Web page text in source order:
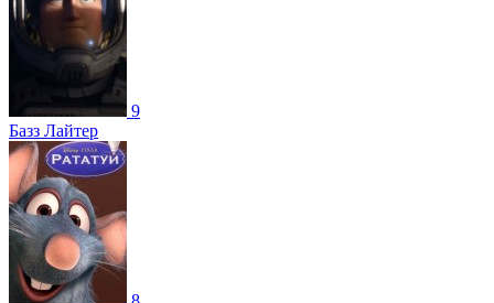
9
Базз Лайтер